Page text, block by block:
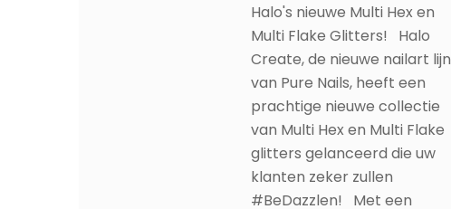
Halo's nieuwe Multi Hex en
Multi Flake Glitters! Halo
Create, de nieuwe nailart lijn
van Pure Nails, heeft een
prachtige nieuwe collectie
van Multi Hex en Multi Flake
glitters gelanceerd die uw
klanten zeker zullen
#BeDazzlen! Met een